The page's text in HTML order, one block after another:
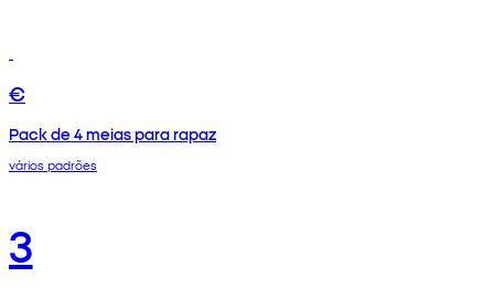
€
Pack de 4 meias para rapaz
vários padrões
3